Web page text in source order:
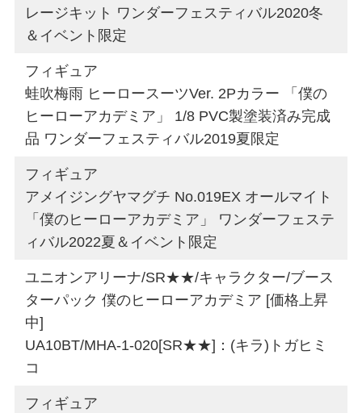
レージキット ワンダーフェスティバル2020冬
＆イベント限定
フィギュア
蛙吹梅雨 ヒーロースーツVer. 2Pカラー 「僕の
ヒーローアカデミア」 1/8 PVC製塗装済み完成
品 ワンダーフェスティバル2019夏限定
フィギュア
アメイジングヤマグチ No.019EX オールマイト
「僕のヒーローアカデミア」 ワンダーフェステ
ィバル2022夏＆イベント限定
ユニオンアリーナ/SR★★/キャラクター/ブース
ターパック 僕のヒーローアカデミア [価格上昇
中]
UA10BT/MHA-1-020[SR★★]：(キラ)トガヒミ
コ
フィギュア